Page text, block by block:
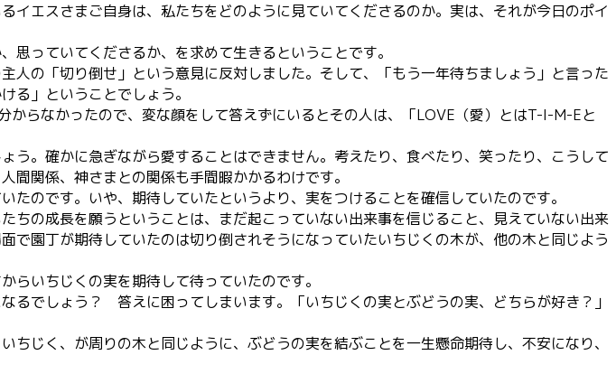
エスさまご自身は、私たちをどのように見ていてくださるのか。実は、それが今日のポイ
思っていてくださるか、を求めて生きるということです。
の「切り倒せ」という意見に反対しました。そして、「もう一年待ちましょう」と言った
る」ということでしょう。
らなかったので、変な顔をして答えずにいるとその人は、「LOVE（愛）とはT-I-M-Eと
。確かに急ぎながら愛することはできません。考えたり、食べたり、笑ったり、こうして
関係、神さまとの関係も手間暇かかるわけです。
のです。いや、期待していたというより、実をつけることを確信していたのです。
の成長を願うということは、まだ起こっていない出来事を信じること、見えていない出来
園丁が期待していたのは切り倒されそうになっていたいちじくの木が、他の木と同じよう
らいちじくの実を期待して待っていたのです。
るでしょう？ 答えに困ってしまいます。「いちじくの実とぶどうの実、どちらが好き？」
じく、が周りの木と同じように、ぶどうの実を結ぶことを一生懸命期待し、不安になり、